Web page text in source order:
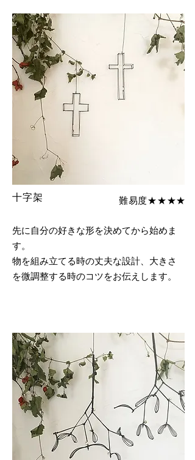
十字架 難易度★★★★
先に自分の好きな形を決めてから始めま
す。
​物を組み立てる時の丈夫な設計、大きさ
を微調整する時のコツをお伝えします。